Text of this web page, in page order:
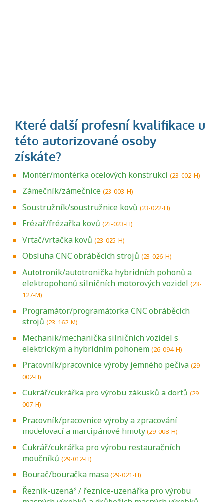
Montér/montérka ocelových konstrukcí (23-002-H)
Zámečník/zámečnice (23-003-H)
Soustružník/soustružnice kovů (23-022-H)
Frézař/frézařka kovů (23-023-H)
Vrtač/vrtačka kovů (23-025-H)
Obsluha CNC obráběcích strojů (23-026-H)
Autotronik/autotronička hybridních pohonů a
elektropohonů silničních motorových vozidel (23-
127-M)
Programátor/programátorka CNC obráběcích
strojů (23-162-M)
Mechanik/mechanička silničních vozidel s
elektrickým a hybridním pohonem (26-094-H)
Pracovník/pracovnice výroby jemného pečiva (29-
002-H)
Cukrář/cukrářka pro výrobu zákusků a dortů (29-
007-H)
Pracovník/pracovnice výroby a zpracování
modelovací a marcipánové hmoty (29-008-H)
Cukrář/cukrářka pro výrobu restauračních
moučníků (29-012-H)
Bourač/bouračka masa (29-021-H)
Řezník-uzenář / řeznice-uzenářka pro výrobu